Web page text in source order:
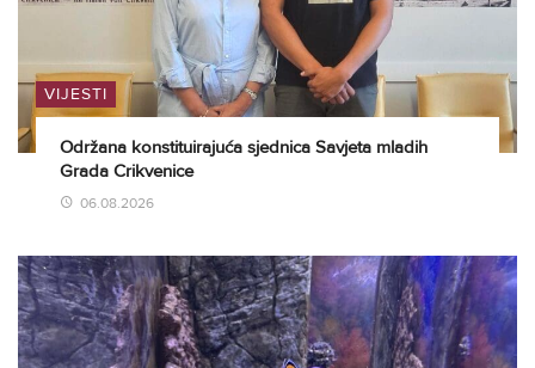
VIJESTI
Održana konstituirajuća sjednica Savjeta mladih
Grada Crikvenice
06.08.2026